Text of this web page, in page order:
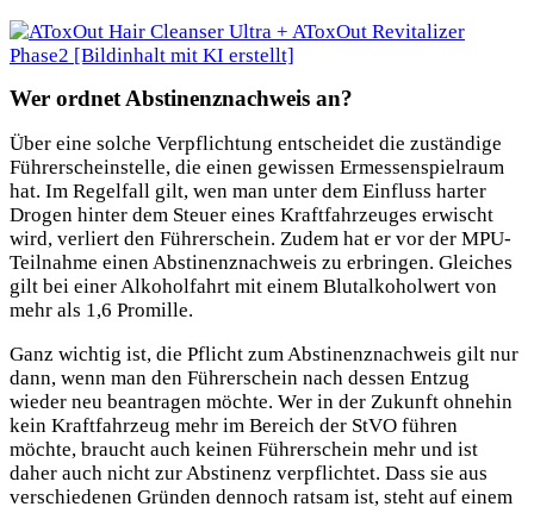
Wer ordnet Abstinenznachweis an?
Über eine solche Verpflichtung entscheidet die zuständige
Führerscheinstelle, die einen gewissen Ermessenspielraum
hat. Im Regelfall gilt, wen man unter dem Einfluss harter
Drogen hinter dem Steuer eines Kraftfahrzeuges erwischt
wird, verliert den Führerschein. Zudem hat er vor der MPU-
Teilnahme einen Abstinenznachweis zu erbringen. Gleiches
gilt bei einer Alkoholfahrt mit einem Blutalkoholwert von
mehr als 1,6 Promille.
Ganz wichtig ist, die Pflicht zum Abstinenznachweis gilt nur
dann, wenn man den Führerschein nach dessen Entzug
wieder neu beantragen möchte. Wer in der Zukunft ohnehin
kein Kraftfahrzeug mehr im Bereich der StVO führen
möchte, braucht auch keinen Führerschein mehr und ist
daher auch nicht zur Abstinenz verpflichtet. Dass sie aus
verschiedenen Gründen dennoch ratsam ist, steht auf einem